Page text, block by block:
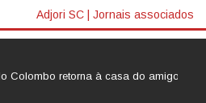
Adjori SC | Jornais associados
retorna à casa do amigo Neri Luiz